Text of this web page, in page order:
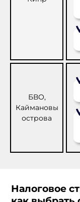
БВО,
Каймановы
острова
Налоговое